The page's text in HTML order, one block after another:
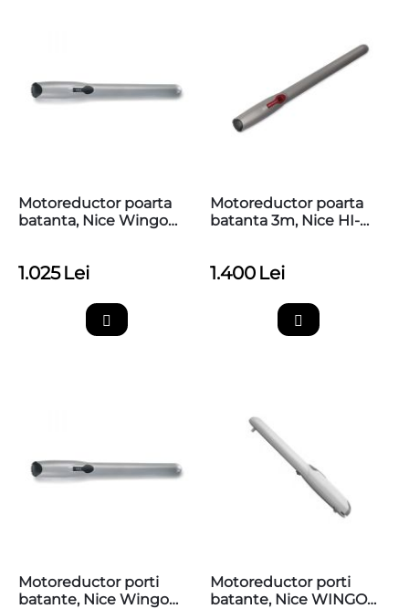
Motoreductor poarta
batanta, Nice Wingo
1.025 Lei
Motoreductor poarta
batanta 3m, Nice HI-
1.400 Lei
Motoreductor porti
batante, Nice Wingo
Motoreductor porti
batante, Nice WINGO